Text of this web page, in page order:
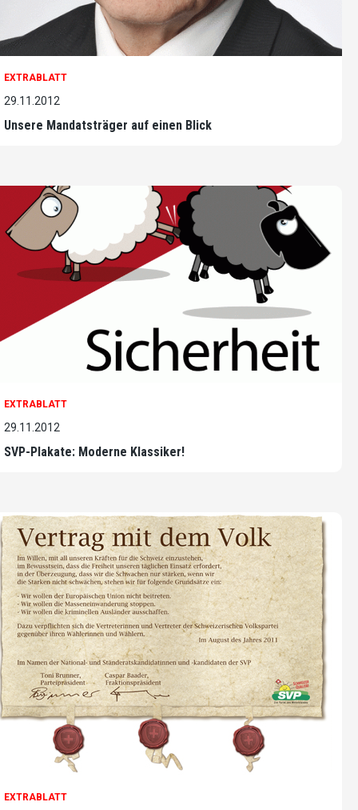
EXTRABLATT
29.11.2012
Unsere Mandatsträger auf einen Blick
EXTRABLATT
29.11.2012
SVP-Plakate: Moderne Klassiker!
EXTRABLATT